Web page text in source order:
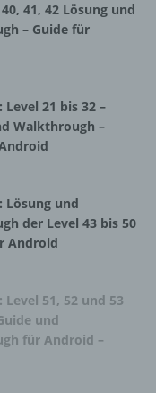
41, 42 Lösung und
– Guide für
Level 21 bis 32 –
Walkthrough –
Lösung und
der Level 43 bis 50
Android
Level 51, 52 und 53
und
für Android –